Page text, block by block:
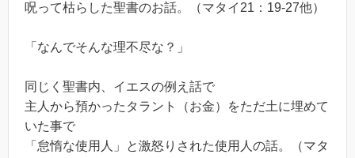
呪って枯らした聖書のお話。（マタイ21：19-27他）
「なんでそんな理不尽な？」
同じく聖書内、イエスの例え話で
主人から預かったタラント（お金）をただ土に埋めて
いた事で
「怠惰な使用人」と激怒りされた使用人の話。（マタ